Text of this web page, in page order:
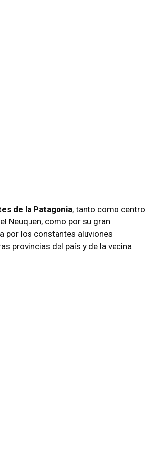
de la Patagonia, tanto como centro
Neuquén, como por su gran
por los constantes aluviones
provincias del país y de la vecina